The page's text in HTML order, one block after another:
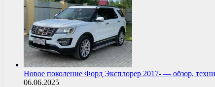
Новое поколение Форд Эксплорер 2017- — обзор,
06.06.2025